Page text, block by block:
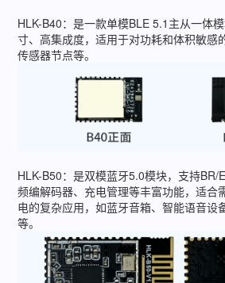
HLK-B40：是一款单模BLE 5.1主从一体
寸、高集成度，适用于对功耗和体积敏感
传感器节点等。
HLK-B50：是双模蓝牙5.0模块，支持BR/
频编解码器、充电管理等丰富功能，适合
电的复杂应用，如蓝牙音箱、智能语音设
等。